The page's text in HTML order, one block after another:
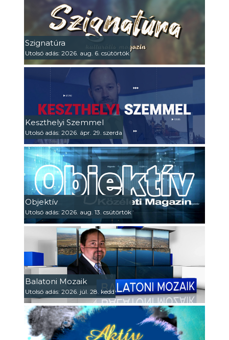
Szignatúra
Utolsó adás: 2026. aug. 6. csütörtök
Keszthelyi Szemmel
Utolsó adás: 2026. ápr. 29. szerda
Objektív
Utolsó adás: 2026. aug. 13. csütörtök
Balatoni Mozaik
Utolsó adás: 2026. júl. 28. kedd